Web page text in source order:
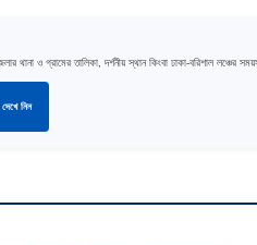
থানা ও গ্রামের তালিকা, দর্শনীয় স্থান কিংবা ঢাকা-বরিশাল লঞ্চের
নিন
🚨